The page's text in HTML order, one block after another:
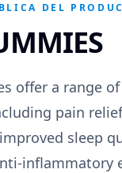
DEL
offer a range
pain
sleep
inflammatory